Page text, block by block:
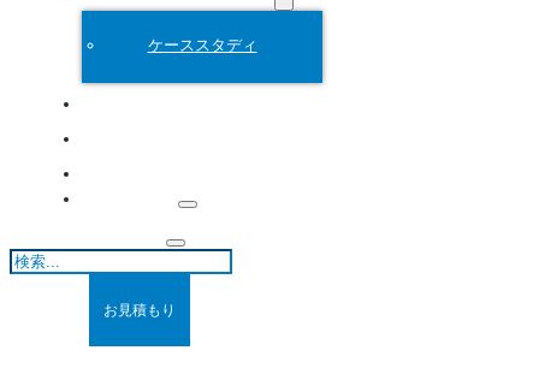
ケーススタディ
検
索
お見積もり